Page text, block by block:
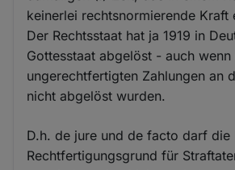
keinerlei rechtsnormierende Kraft
Der Rechtsstaat hat ja 1919 in
Gottesstaat abgelöst - auch wenn
ungerechtfertigten Zahlungen an
nicht abgelöst wurden.
D.h. de jure und de facto darf die
Rechtfertigungsgrund für